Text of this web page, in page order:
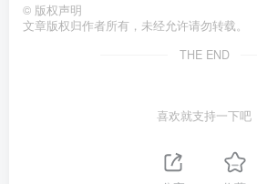
© 版权声明
文章版权归作者所有，未经允许请勿转载。
THE END
喜欢就支持一下吧